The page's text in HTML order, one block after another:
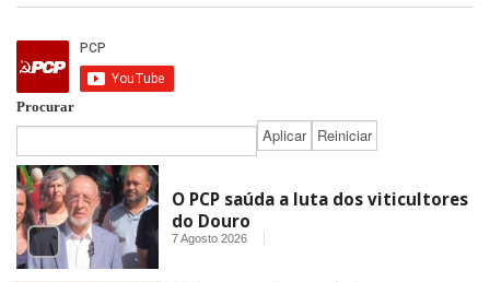
Procurar
O PCP saúda a luta dos viticultores
do Douro
7 Agosto 2026